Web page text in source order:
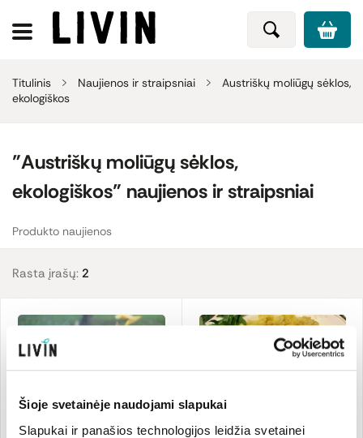
Šioje svetainėje naudojami slapukai
Slapukai ir panašios technologijos leidžia svetainei
Titulinis Naujienos ir straipsniai
Austriškų moliūgų sėklos,
ekologiškos
"Austriškų moliūgų sėklos,
ekologiškos" naujienos ir straipsniai
Produkto naujienos
Rasta įrašų: 2